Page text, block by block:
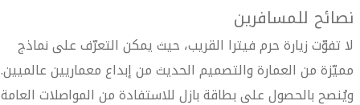
نصائح للمسافرين
لا تفوّت زيارة حرم فيترا القريب، حيث يمكن التعرّف على نماذج
مميّزة من العمارة والتصميم الحديث من إبداع معماريين عالميين.
ويُنصح بالحصول على بطاقة بازل للاستفادة من المواصلات العامة